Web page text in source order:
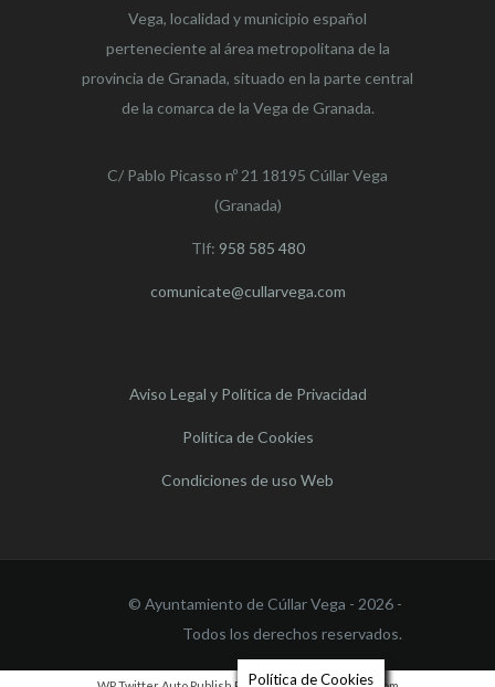
Vega, localidad y municipio español
perteneciente al área metropolitana de la
provincia de Granada, situado en la parte central
de la comarca de la Vega de Granada.
C/ Pablo Picasso nº 21 18195 Cúllar Vega
(Granada)
Tlf: 958 585 480
comunicate@cullarvega.com
Aviso Legal y Política de Privacidad
Política de Cookies
Condiciones de uso Web
© Ayuntamiento de Cúllar Vega - 2026 -
Todos los derechos reservados.
Política de Cookies